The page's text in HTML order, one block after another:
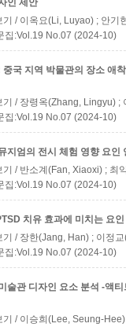
인 제안
/ 이옥요(Li, Luyao) ; 안기
집:Vol.19 No.07 (2024-10)
국 지역 박물관의 장소 애
/ 장령옥(Zhang, Lingyu) ;
집:Vol.19 No.07 (2024-10)
지엄의 전시 체험 영향 요인
/ 반소계(Fan, Xiaoxi) ; 최
집:Vol.19 No.07 (2024-10)
치유 효과에 미치는 요
/ 장한(Jang, Han) ; 이정
집:Vol.19 No.07 (2024-10)
술관 디자인 요소 분석 -액
/ 이승희(Lee, Seung-Hee)